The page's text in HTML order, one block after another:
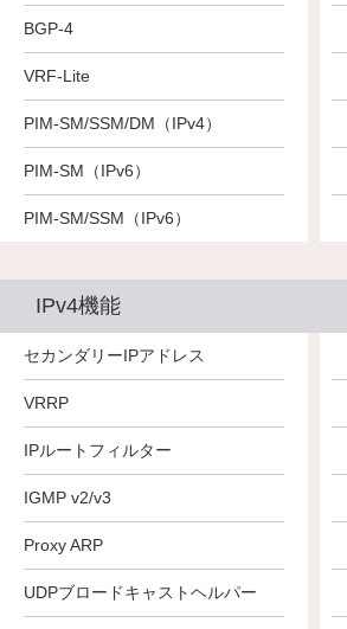
BGP-4
VRF-Lite
PIM-SM/SSM/DM（IPv4）
PIM-SM（IPv6）
PIM-SM/SSM（IPv6）
AT-x530L-FL01
－
AT-x530L-FL01
－
AT-x530L-FL01
AT-x530L-FL01
AT-x530L-FL01
IPv4機能
セカンダリーIPアドレス
VRRP
IPルートフィルター
IGMP v2/v3
Proxy ARP
UDPブロードキャストヘルパー
○
○
○
○
○
○ ○